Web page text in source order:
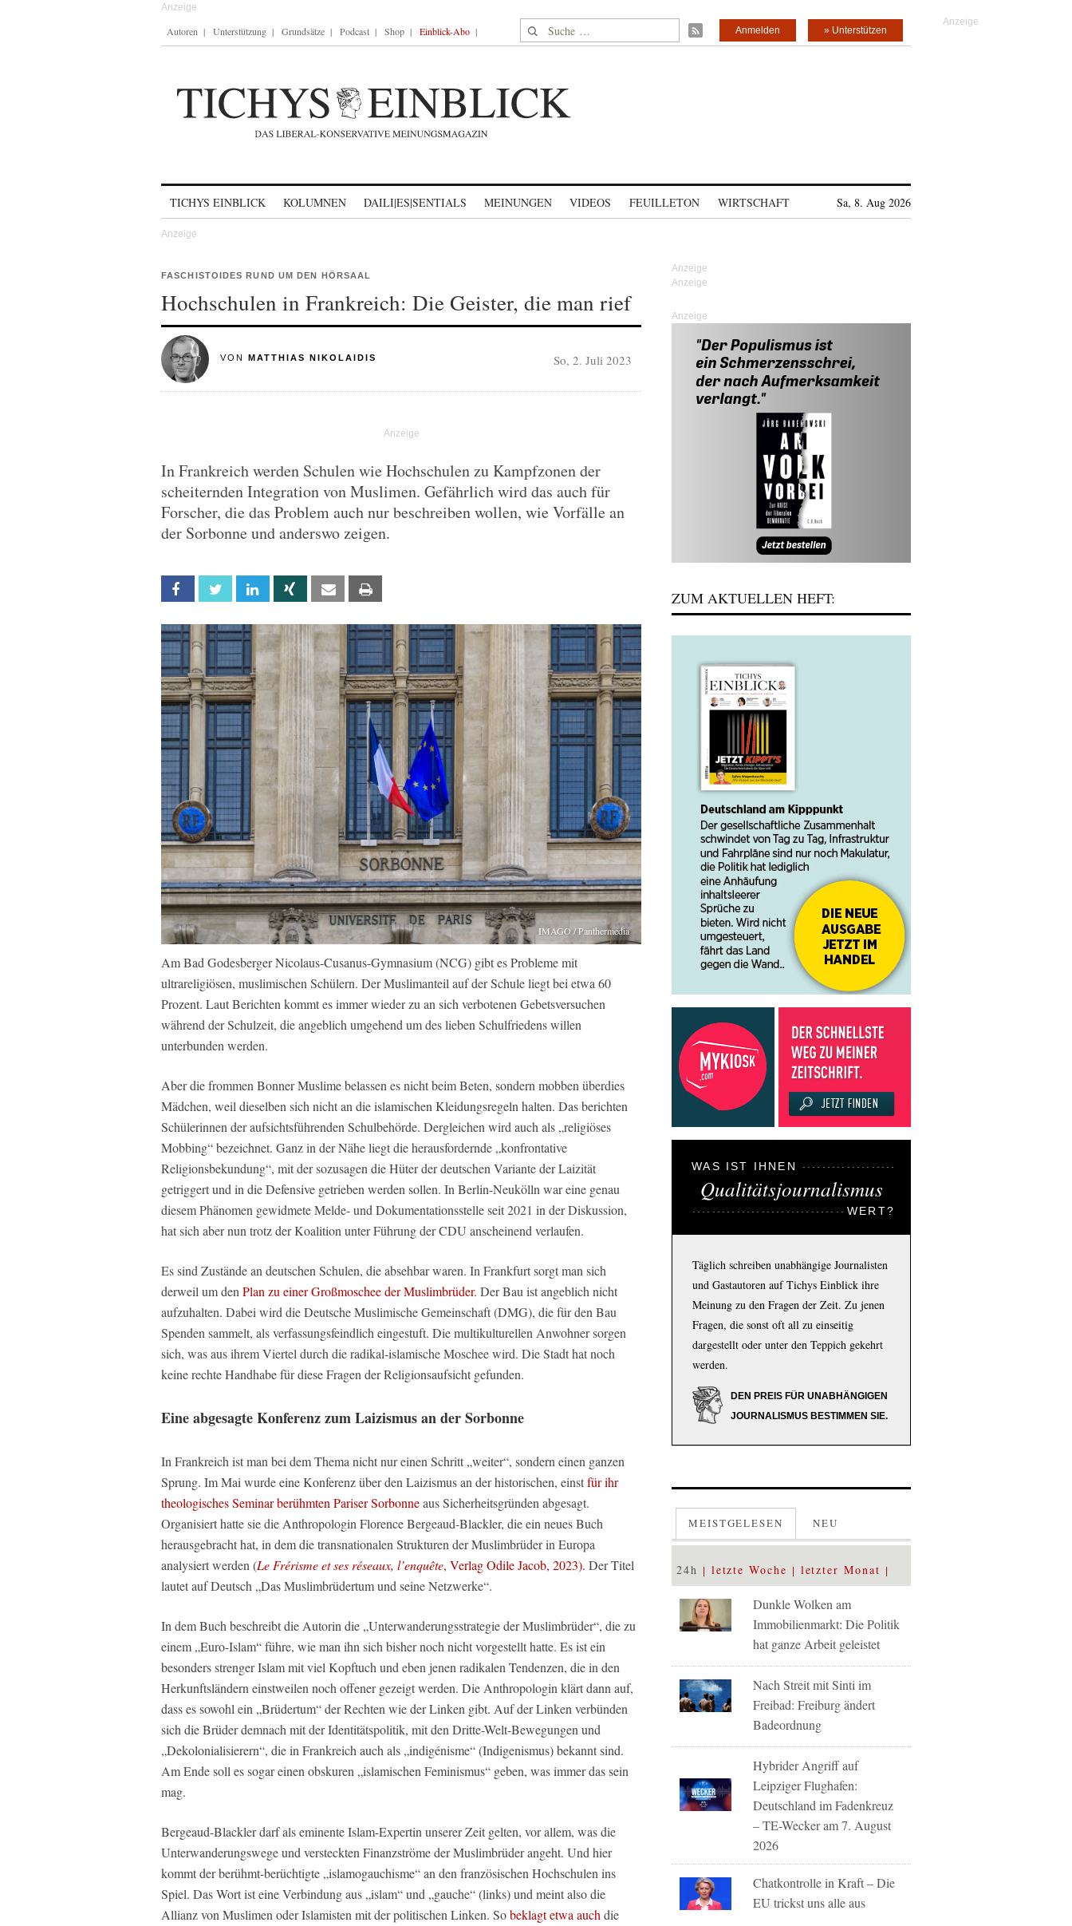
Autoren Unterstützung Grundsätze Podcast Shop Einblick-Abo Suche nach: » Unterstützen
Anmelden
TICHYS EINBLICK KOLUMNEN DAILI|ES|SENTIALS MEINUNGEN VIDEOS FEUILLETON WIRTSCHAFT Sa, 8. Aug 2026
FASCHISTOIDES RUND UM DEN HÖRSAAL
Hochschulen in Frankreich: Die Geister, die man rief
VON MATTHIAS NIKOLAIDIS So, 2. Juli 2023
In Frankreich werden Schulen wie Hochschulen zu Kampfzonen der
scheiternden Integration von Muslimen. Gefährlich wird das auch für
Forscher, die das Problem auch nur beschreiben wollen, wie Vorfälle an
der Sorbonne und anderswo zeigen.
Facebook Twitter Linkedin Xing Email
IMAGO / Panthermedia
Am Bad Godesberger Nicolaus-Cusanus-Gymnasium (NCG) gibt es Probleme mit
ultrareligiösen, muslimischen Schülern. Der Muslimanteil auf der Schule liegt bei etwa 60
Prozent. Laut Berichten kommt es immer wieder zu an sich verbotenen Gebetsversuchen
während der Schulzeit, die angeblich umgehend um des lieben Schulfriedens willen
unterbunden werden.
Aber die frommen Bonner Muslime belassen es nicht beim Beten, sondern mobben überdies
Mädchen, weil dieselben sich nicht an die islamischen Kleidungsregeln halten. Das berichten
Schülerinnen der aufsichtsführenden Schulbehörde. Dergleichen wird auch als „religiöses
Mobbing“ bezeichnet. Ganz in der Nähe liegt die herausfordernde „konfrontative
Religionsbekundung“, mit der sozusagen die Hüter der deutschen Variante der Laizität
getriggert und in die Defensive getrieben werden sollen. In Berlin-Neukölln war eine genau
diesem Phänomen gewidmete Melde- und Dokumentationsstelle seit 2021 in der Diskussion,
hat sich aber nun trotz der Koalition unter Führung der CDU anscheinend verlaufen.
Es sind Zustände an deutschen Schulen, die absehbar waren. In Frankfurt sorgt man sich
derweil um den Plan zu einer Großmoschee der Muslimbrüder. Der Bau ist angeblich nicht
aufzuhalten. Dabei wird die Deutsche Muslimische Gemeinschaft (DMG), die für den Bau
Spenden sammelt, als verfassungsfeindlich eingestuft. Die multikulturellen Anwohner sorgen
sich, was aus ihrem Viertel durch die radikal-islamische Moschee wird. Die Stadt hat noch
keine rechte Handhabe für diese Fragen der Religionsaufsicht gefunden.
Eine abgesagte Konferenz zum Laizismus an der Sorbonne
In Frankreich ist man bei dem Thema nicht nur einen Schritt „weiter“, sondern einen ganzen
Sprung. Im Mai wurde eine Konferenz über den Laizismus an der historischen, einstfür ihr
theologisches Seminar berühmten Pariser Sorbonneaus Sicherheitsgründen abgesagt.
Organisiert hatte sie die Anthropologin Florence Bergeaud-Blackler, die ein neues Buch
herausgebracht hat, in dem die transnationalen Strukturen der Muslimbrüder in Europa
analysiert werden (Le Frérisme et ses réseaux, l’enquête, Verlag Odile Jacob, 2023). Der Titel
lautet auf Deutsch „Das Muslimbrüdertum und seine Netzwerke“.
In dem Buch beschreibt die Autorin die „Unterwanderungsstrategie der Muslimbrüder“, die zu
einem „Euro-Islam“ führe, wie man ihn sich bisher noch nicht vorgestellt hatte. Es ist ein
besonders strenger Islam mit viel Kopftuch und eben jenen radikalen Tendenzen, die in den
Herkunftsländern einstweilen noch offener gezeigt werden. Die Anthropologin klärt dann auf,
dass es sowohl ein „Brüdertum“ der Rechten wie der Linken gibt. Auf der Linken verbünden
sich die Brüder demnach mit der Identitätspolitik, mit den Dritte-Welt-Bewegungen und
„Dekolonialisierern“, die in Frankreich auch als „indigénisme“ (Indigenismus) bekannt sind.
Am Ende soll es sogar einen obskuren „islamischen Feminismus“ geben, was immer das sein
mag.
Bergeaud-Blackler darf als eminente Islam-Expertin unserer Zeit gelten, vor allem, was die
Unterwanderungswege und versteckten Finanzströme der Muslimbrüder angeht. Und hier
kommt der berühmt-berüchtigte „islamogauchisme“ an den französischen Hochschulen ins
Spiel. Das Wort ist eine Verbindung aus „islam“ und „gauche“ (links) und meint also die
Allianz von Muslimen oder Islamisten mit der politischen Linken. Sobeklagt etwa auch die
Anzeige
ZUM AKTUELLEN HEFT:
WAS IST IHNEN
Qualitätsjournalismus
WERT?
Täglich schreiben unabhängige Journalisten
und Gastautoren auf Tichys Einblick ihre
Meinung zu den Fragen der Zeit. Zu jenen
Fragen, die sonst oft all zu einseitig
dargestellt oder unter den Teppich gekehrt
werden.
DEN PREIS FÜR UNABHÄNGIGEN
JOURNALISMUS BESTIMMEN SIE.
MEISTGELESEN NEU
24h letzte Woche letzter Monat
Dunkle Wolken am
Immobilienmarkt: Die Politik
hat ganze Arbeit geleistet
Nach Streit mit Sinti im
Freibad: Freiburg ändert
Badeordnung
Hybrider Angriff auf
Leipziger Flughafen:
Deutschland im Fadenkreuz
– TE-Wecker am 7. August
2026
Chatkontrolle in Kraft – Die
EU trickst uns alle aus